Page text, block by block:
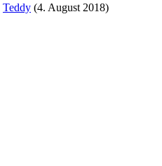
Teddy (4. August 2018)